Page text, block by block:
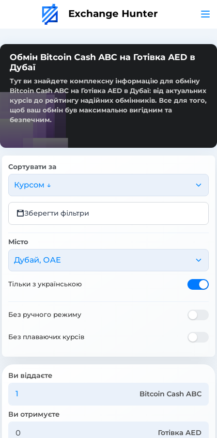
Exchange Hunter
Обмін Bitcoin Cash ABC на Готівка AED в
Дубаї
Тут ви знайдете комплексну інформацію для обміну
Bitcoin Cash ABC на Готівка AED в Дубаї: від актуальних
курсів до рейтингу надійних обмінників. Все для того,
щоб ваш обмін був максимально вигідним та
безпечним.
Сортувати за
Курсом ↓
Зберегти фільтри
Місто
Дубай, ОАЕ
Тільки з українською
Без ручного режиму
Без плаваючих курсів
Ви віддаєте
Bitcoin Cash ABC
Ви отримуєте
Готівка AED